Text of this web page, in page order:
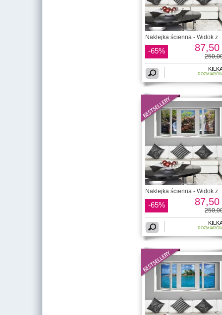
Naklejka ścienna - Widok z
-65% 87,50
Naklejka ścienna - Widok z
-65% 87,50